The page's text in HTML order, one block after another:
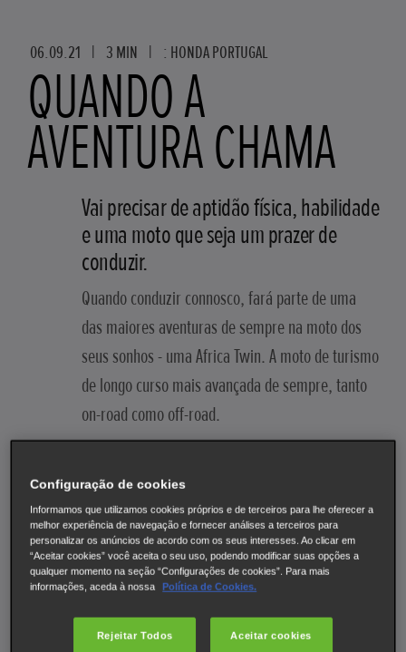
06.09.21 | 3 MIN | : HONDA PORTUGAL
QUANDO A
AVENTURA CHAMA
Vai precisar de aptidão física, habilidade
e uma moto que seja um prazer de
conduzir.
Quando conduzir connosco, fará parte de uma
das maiores aventuras de sempre na moto dos
seus sonhos - uma Africa Twin. A moto de turismo
de longo curso mais avançada de sempre, tanto
on-road como off-road.
resposta incrível ao Honda Adventure Roads
2022 com mais de 1200 candidatos, e se por
acaso for um dos escolhidos, então terá uma
aventura desafiante pela frente; uma viagem
testar, não só como condutor, mas também como
Configuração de cookies
Informamos que utilizamos cookies próprios e de terceiros para lhe oferecer a
melhor experiência de navegação e fornecer análises a terceiros para
personalizar os anúncios de acordo com os seus interesses. Ao clicar em
“Aceitar cookies” você aceita o seu uso, podendo modificar suas opções a
qualquer momento na seção “Configurações de cookies”. Para mais
informações, aceda à nossa
Política de Cookies.
Rejeitar Todos Aceitar cookies